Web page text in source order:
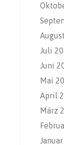
Juli
Juni
Mai
April
März